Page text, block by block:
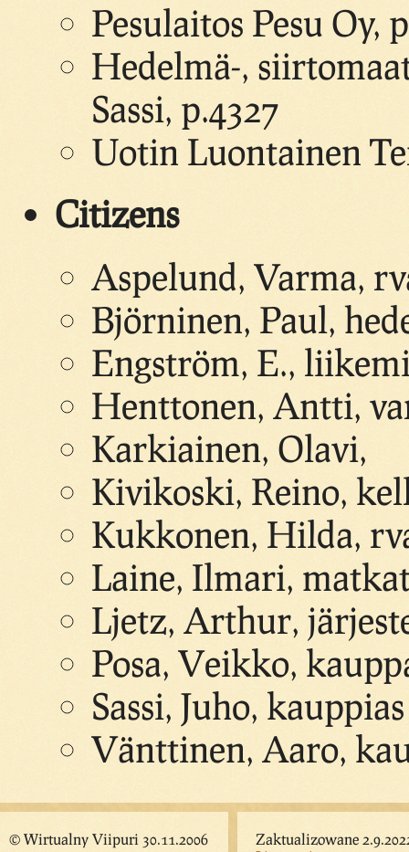
Pesulaitos Pesu Oy,
Hedelmä-,
Sassi, p.4327
Uotin Luontainen
Citizens
Aspelund, Varma,
Björninen, Paul,
Engström, E.,
Henttonen, Antti,
Karkiainen, Olavi,
Kivikoski, Reino,
Kukkonen, Hilda,
Laine, Ilmari,
Ljetz, Arthur,
Posa, Veikko,
Sassi, Juho, kauppias
Vänttinen, Aaro,
© Wirtualny Viipuri 30.11.2006
Zaktualizowane